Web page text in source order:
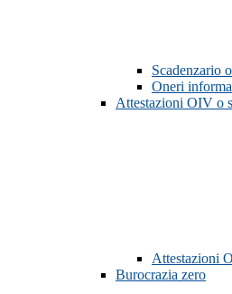
Scadenzario
Oneri
Attestazioni OIV o
Attestazioni
Burocrazia zero